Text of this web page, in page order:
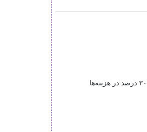
با حذف واسطه‌های متعدد، قیمت نهایی محصول کاهش چشمگیری می‌یابد. بسیاری از خریداران با خرید مستقیم از انبار اصلی یا نمایندگی رسمی، می‌توانند بین ۱۰ تا ۳۰ درصد در هزینه‌ها